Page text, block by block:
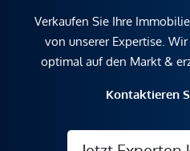
Verkaufen Sie Ihre
von unserer Expertise.
optimal auf den Markt &
Kontaktieren